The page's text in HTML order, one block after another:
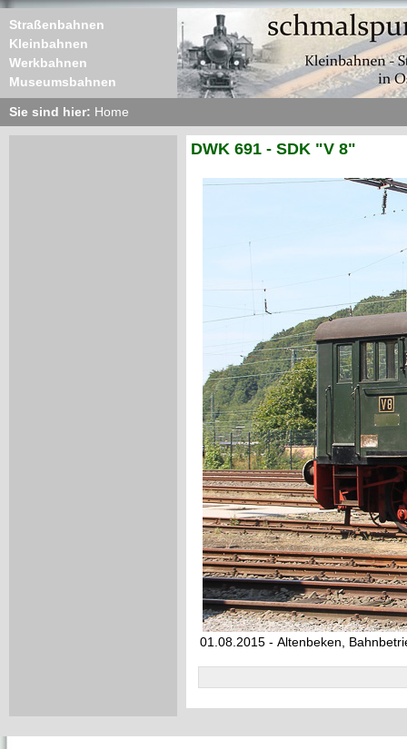
Straßenbahnen
Kleinbahnen
Werkbahnen
Museumsbahnen
Sie sind hier: Home
DWK 691 - SDK "V 8"
01.08.2015 - Altenbeken,